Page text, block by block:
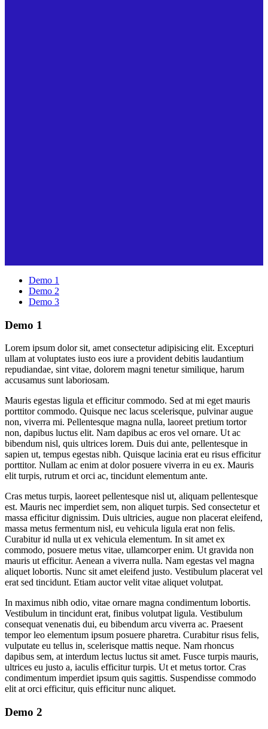
Demo 1
Demo 2
Demo 3
Demo 1
Lorem ipsum dolor sit, amet consectetur adipisicing elit. Excepturi
ullam at voluptates iusto eos iure a provident debitis laudantium
repudiandae, sint vitae, dolorem magni tenetur similique, harum
accusamus sunt laboriosam.
Mauris egestas ligula et efficitur commodo. Sed at mi eget mauris
porttitor commodo. Quisque nec lacus scelerisque, pulvinar augue
non, viverra mi. Pellentesque magna nulla, laoreet pretium tortor
non, dapibus luctus elit. Nam dapibus ac eros vel ornare. Ut ac
bibendum nisl, quis ultrices lorem. Duis dui ante, pellentesque in
sapien ut, tempus egestas nibh. Quisque lacinia erat eu risus efficitur
porttitor. Nullam ac enim at dolor posuere viverra in eu ex. Mauris
elit turpis, rutrum et orci ac, tincidunt elementum ante.
Cras metus turpis, laoreet pellentesque nisl ut, aliquam pellentesque
est. Mauris nec imperdiet sem, non aliquet turpis. Sed consectetur et
massa efficitur dignissim. Duis ultricies, augue non placerat eleifend,
massa metus fermentum nisl, eu vehicula ligula erat non felis.
Curabitur id nulla ut ex vehicula elementum. In sit amet ex
commodo, posuere metus vitae, ullamcorper enim. Ut gravida non
mauris ut efficitur. Aenean a viverra nulla. Nam egestas vel magna
aliquet lobortis. Nunc sit amet eleifend justo. Vestibulum placerat vel
erat sed tincidunt. Etiam auctor velit vitae aliquet volutpat.
In maximus nibh odio, vitae ornare magna condimentum lobortis.
Vestibulum in tincidunt erat, finibus volutpat ligula. Vestibulum
consequat venenatis dui, eu bibendum arcu viverra ac. Praesent
tempor leo elementum ipsum posuere pharetra. Curabitur risus felis,
vulputate eu tellus in, scelerisque mattis neque. Nam rhoncus
dapibus sem, at interdum lectus luctus sit amet. Fusce turpis mauris,
ultrices eu justo a, iaculis efficitur turpis. Ut et metus tortor. Cras
condimentum imperdiet ipsum quis sagittis. Suspendisse commodo
elit at orci efficitur, quis efficitur nunc aliquet.
Demo 2